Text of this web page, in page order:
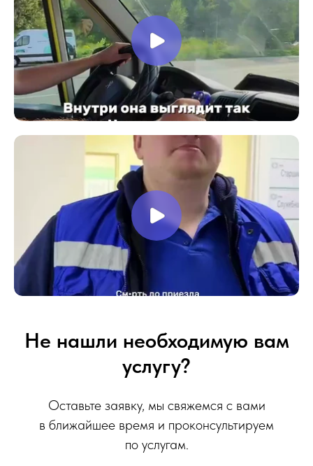
Не нашли необходимую вам
услугу?
Оставьте заявку, мы свяжемся с вами
в ближайшее время и проконсультируем
по услугам.